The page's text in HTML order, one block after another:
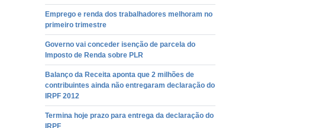
Emprego e renda dos trabalhadores melhoram no
primeiro trimestre
Governo vai conceder isenção de parcela do
Imposto de Renda sobre PLR
Balanço da Receita aponta que 2 milhões de
contribuintes ainda não entregaram declaração do
IRPF 2012
Termina hoje prazo para entrega da declaração do
IRPF